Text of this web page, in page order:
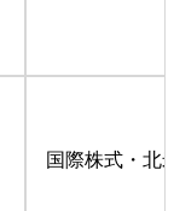
国際株式・北